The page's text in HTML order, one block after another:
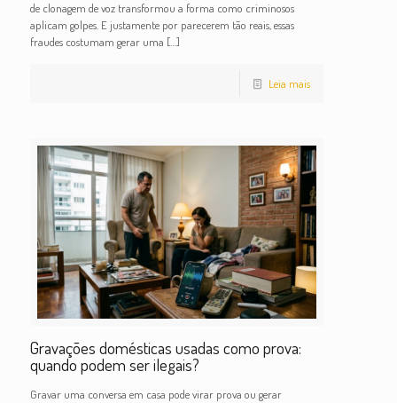
de clonagem de voz transformou a forma como criminosos
aplicam golpes. E justamente por parecerem tão reais, essas
fraudes costumam gerar uma […]
Leia mais
Gravações domésticas usadas como prova:
quando podem ser ilegais?
Gravar uma conversa em casa pode virar prova ou gerar